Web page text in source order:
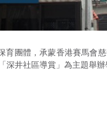
團體，承蒙香港賽馬會
井社區導賞」為主題舉辦